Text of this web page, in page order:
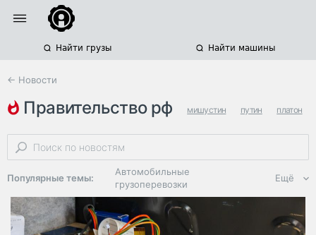
Найти грузы Найти машины
← Новости
правительство рф мишустин путин платон
Популярные темы:
Автомобильные
грузоперевозки
Региональная
логистика
Ещё